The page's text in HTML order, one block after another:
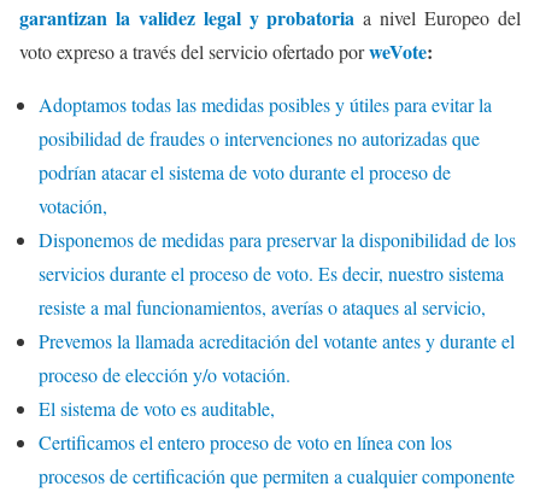
garantizan la validez legal y probatoria a nivel Europeo del
voto expreso a través del servicio ofertado porweVote:
Adoptamos todas las medidas posibles y útiles para evitar la
posibilidad de fraudes o intervenciones no autorizadas que
podrían atacar el sistema de voto durante el proceso de
votación,
Disponemos de medidas para preservar la disponibilidad de los
servicios durante el proceso de voto. Es decir, nuestro sistema
resiste a mal funcionamientos, averías o ataques al servicio,
Prevemos la llamada acreditación del votante antes y durante el
proceso de elección y/o votación.
El sistema de voto es auditable,
Certificamos el entero proceso de voto en línea con los
procesos de certificación que permiten a cualquier componente